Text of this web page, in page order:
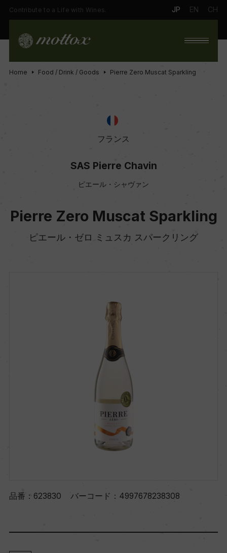
Contribute to a Life with Wines. JP EN CH
Home Food / Drink / Goods Pierre Zero Muscat Sparkling
フランス
SAS Pierre Chavin
ピエール・シャヴァン
Pierre Zero Muscat Sparkling
ピエール・ゼロ ミュスカ スパークリング
品番： 623830 バーコード： 4997678238308